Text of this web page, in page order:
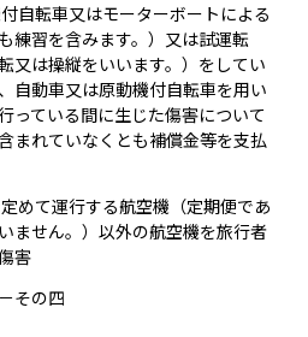
自転車又はモーターボートによる
練習を含みます。）又は試運転
又は操縦をいいます。）をしてい
自動車又は原動機付自転車を用い
っている間に生じた傷害について
まれていなくとも補償金等を支払
めて運行する航空機（定期便であ
ません。）以外の航空機を旅行者
害
その四